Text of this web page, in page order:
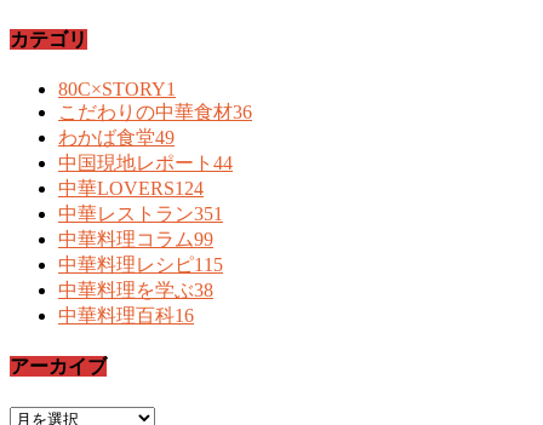
カテゴリ
80C×STORY1
こだわりの中華食材36
わかば食堂49
中国現地レポート 44
中華LOVERS124
中華レストラン351
中華料理コラム99
中華料理レシピ115
中華料理を学ぶ38
中華料理百科16
アーカイブ
ア